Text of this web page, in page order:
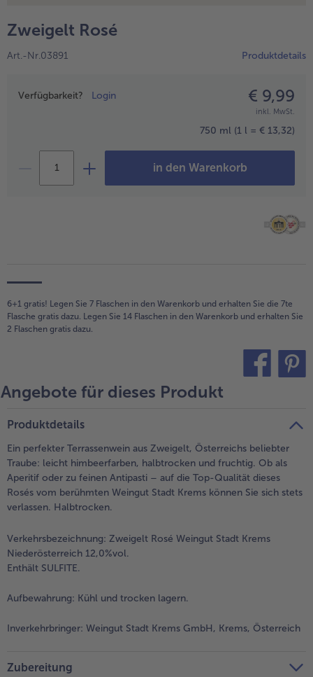
alle Obst
alle Süße Vielfalt
Confiserie & Feinkost
alle Küchenhelfer
Zweigelt Rosé
Art.-Nr.03891 Produktdetails
Preisangabe
Verfügbarkeit? Login € 9,99
inkl. MwSt.
750 ml (1 l = € 13,32)
in den Warenkorb
6+1 gratis! Legen Sie 7 Flaschen in den Warenkorb und erhalten Sie die 7te
Flasche gratis dazu. Legen Sie 14 Flaschen in den Warenkorb und erhalten Sie
2 Flaschen gratis dazu.
Angebote für dieses Produkt
Produktdetails
Ein perfekter Terrassenwein aus Zweigelt, Österreichs beliebter
Traube: leicht himbeerfarben, halbtrocken und fruchtig. Ob als
Aperitif oder zu feinen Antipasti – auf die Top-Qualität dieses
Rosés vom berühmten Weingut Stadt Krems können Sie sich stets
verlassen. Halbtrocken.
Verkehrsbezeichnung: Zweigelt Rosé Weingut Stadt Krems
Niederösterreich 12,0%vol.
Enthält SULFITE.
Aufbewahrung: Kühl und trocken lagern.
Inverkehrbringer: Weingut Stadt Krems GmbH, Krems, Österreich
Zubereitung